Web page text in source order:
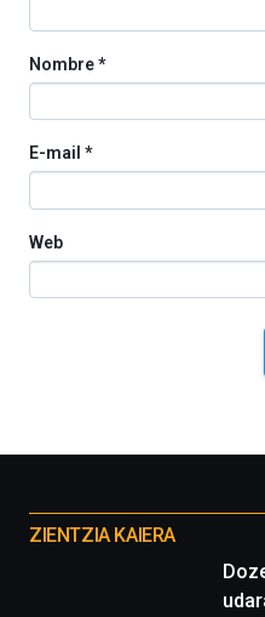
Nombre*
E-mail *
Web
proyectos
ZIENTZIA KAIERA